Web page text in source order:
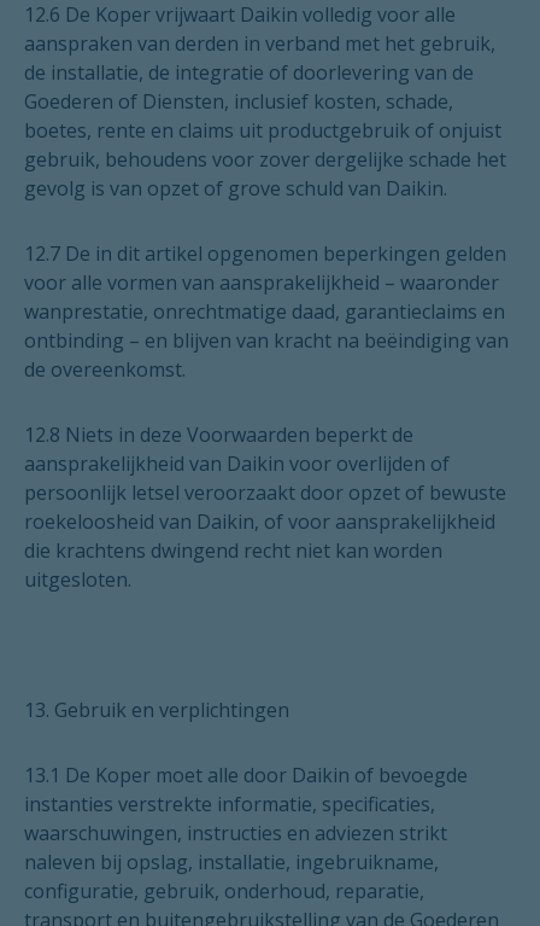
12.6 De Koper vrijwaart Daikin volledig voor alle
aanspraken van derden in verband met het gebruik,
de installatie, de integratie of doorlevering van de
Goederen of Diensten, inclusief kosten, schade,
boetes, rente en claims uit productgebruik of onjuist
gebruik, behoudens voor zover dergelijke schade het
gevolg is van opzet of grove schuld van Daikin.
12.7 De in dit artikel opgenomen beperkingen gelden
voor alle vormen van aansprakelijkheid – waaronder
wanprestatie, onrechtmatige daad, garantieclaims en
ontbinding – en blijven van kracht na beëindiging van
de overeenkomst.
12.8 Niets in deze Voorwaarden beperkt de
aansprakelijkheid van Daikin voor overlijden of
persoonlijk letsel veroorzaakt door opzet of bewuste
roekeloosheid van Daikin, of voor aansprakelijkheid
die krachtens dwingend recht niet kan worden
uitgesloten.
13. Gebruik en verplichtingen
13.1 De Koper moet alle door Daikin of bevoegde
instanties verstrekte informatie, specificaties,
waarschuwingen, instructies en adviezen strikt
naleven bij opslag, installatie, ingebruikname,
configuratie, gebruik, onderhoud, reparatie,
transport en buitengebruikstelling van de Goederen